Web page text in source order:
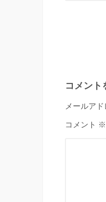
コメント
メールア
コメント ※